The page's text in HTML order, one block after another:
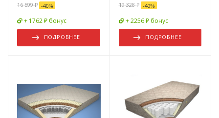
16 599 ₽ -40%
+ 1762 ₽ бонус
ПОДРОБНЕЕ
19 328 ₽ -40%
+ 2256 ₽ бонус
ПОДРОБНЕЕ